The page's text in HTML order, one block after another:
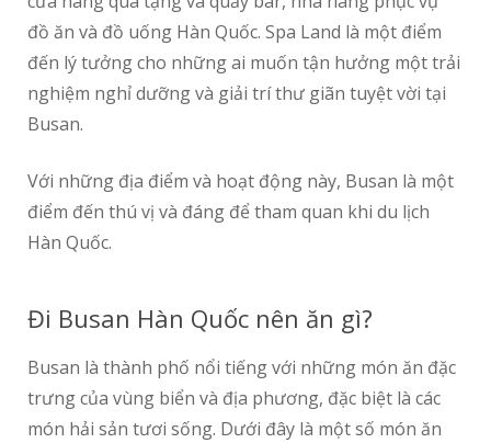
đồ ăn và đồ uống Hàn Quốc. Spa Land là một điểm
đến lý tưởng cho những ai muốn tận hưởng một trải
nghiệm nghỉ dưỡng và giải trí thư giãn tuyệt vời tại
Busan.
Với những địa điểm và hoạt động này, Busan là một
điểm đến thú vị và đáng để tham quan khi du lịch
Hàn Quốc.
Đi Busan Hàn Quốc nên ăn gì?
Busan là thành phố nổi tiếng với những món ăn đặc
trưng của vùng biển và địa phương, đặc biệt là các
món hải sản tươi sống. Dưới đây là một số món ăn